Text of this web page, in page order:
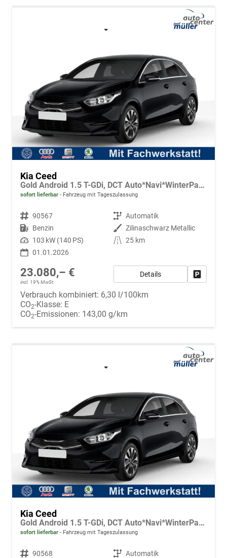
Kia Ceed
Gold Android 1.5 T-GDi, DCT Auto*Navi*WinterPak*Klimaauto*16"*Kamera*PrivacyGlas*
sofort lieferbar Fahrzeug mit Tageszulassung
Fahrzeugnr. 90567 Getriebe Automatik
Kraftstoff Benzin Außenfarbe Zilinaschwarz Metallic
Leistung 103 kW (140 PS) Kilometerstand 25 km
01.01.2026
23.080,– €
incl. 19% MwSt.
Details
Verbrauch kombiniert: 6,30 l/100km
CO2-Klasse: E
CO2-Emissionen: 143,00 g/km
Kia Ceed
Gold Android 1.5 T-GDi, DCT Auto*Navi*WinterPak*Klimaauto*16"*Kamera*PrivacyGlas*
sofort lieferbar Fahrzeug mit Tageszulassung
Fahrzeugnr. 90568 Getriebe Automatik